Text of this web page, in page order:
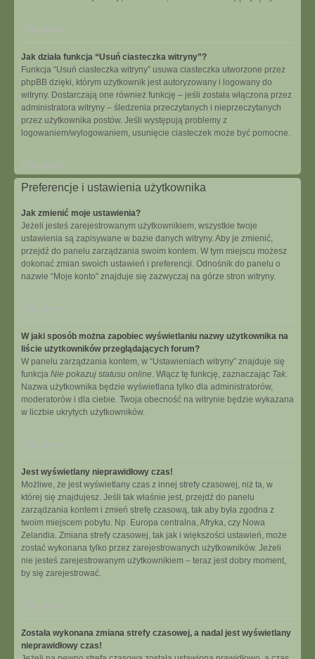
Na górę
Jak działa funkcja “Usuń ciasteczka witryny”?
Funkcja “Usuń ciasteczka witryny” usuwa ciasteczka utworzone przez
phpBB dzięki, którym użytkownik jest autoryzowany i logowany do
witryny. Dostarczają one również funkcję – jeśli została włączona przez
administratora witryny – śledzenia przeczytanych i nieprzeczytanych
przez użytkownika postów. Jeśli występują problemy z
logowaniem/wylogowaniem, usunięcie ciasteczek może być pomocne.
Na górę
Preferencje i ustawienia użytkownika
Jak zmienić moje ustawienia?
Jeżeli jesteś zarejestrowanym użytkownikiem, wszystkie twoje
ustawienia są zapisywane w bazie danych witryny. Aby je zmienić,
przejdź do panelu zarządzania swoim kontem. W tym miejscu możesz
dokonać zmian swoich ustawień i preferencji. Odnośnik do panelu o
nazwie “Moje konto” znajduje się zazwyczaj na górze stron witryny.
W jaki sposób można zapobiec wyświetlaniu nazwy użytkownika na
liście użytkowników przeglądających forum?
W panelu zarządzania kontem, w “Ustawieniach witryny” znajduje się
funkcja Nie pokazuj statusu online. Włącz tę funkcję, zaznaczając Tak.
Nazwa użytkownika będzie wyświetlana tylko dla administratorów,
moderatorów i dla ciebie. Twoja obecność na witrynie będzie wykazana
w liczbie ukrytych użytkowników.
Jest wyświetlany nieprawidłowy czas!
Możliwe, że jest wyświetlany czas z innej strefy czasowej, niż ta, w
której się znajdujesz. Jeśli tak właśnie jest, przejdź do panelu
zarządzania kontem i zmień strefę czasową, tak aby była zgodna z
twoim miejscem pobytu. Np. Europa centralna, Afryka, czy Nowa
Zelandia. Zmiana strefy czasowej, tak jak i większości ustawień, może
zostać wykonana tylko przez zarejestrowanych użytkowników. Jeżeli
nie jesteś zarejestrowanym użytkownikiem – teraz jest dobry moment,
by się zarejestrować.
Została wykonana zmiana strefy czasowej, a nadal jest wyświetlany
nieprawidłowy czas!